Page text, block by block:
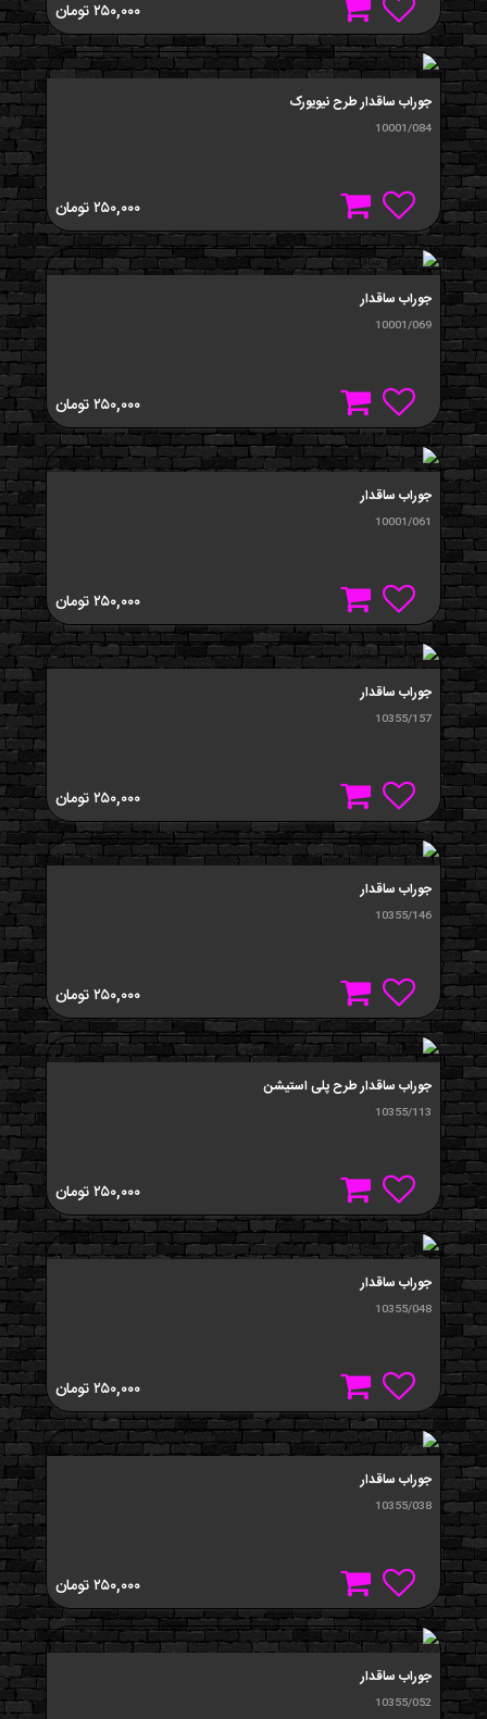
۲۵۰,۰۰۰تومان
جوراب ساقدار طرح نیویورک
10001/084
۲۵۰,۰۰۰تومان
جوراب ساقدار
10001/069
۲۵۰,۰۰۰تومان
جوراب ساقدار
10001/061
۲۵۰,۰۰۰تومان
جوراب ساقدار
10355/157
۲۵۰,۰۰۰تومان
جوراب ساقدار
10355/146
۲۵۰,۰۰۰تومان
جوراب ساقدار طرح پلی استیشن
10355/113
۲۵۰,۰۰۰تومان
جوراب ساقدار
10355/048
۲۵۰,۰۰۰تومان
جوراب ساقدار
10355/038
۲۵۰,۰۰۰تومان
جوراب ساقدار
10355/052